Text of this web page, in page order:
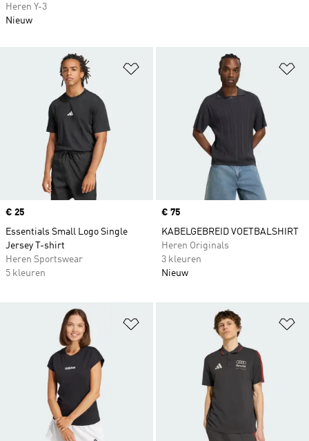
Op verlanglijst zetten
Price
€ 25
Essentials Small Logo Single
Jersey T-shirt
Heren Sportswear
5 kleuren
Price
€ 75
KABELGEBREID VOETBALSHIRT
Heren Originals
3 kleuren
Nieuw
Op verlanglijst zetten
Heren Y-3
Nieuw